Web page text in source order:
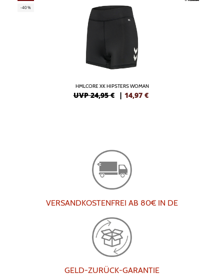
-40%
HMLCORE XK HIPSTERS WOMAN
UVP 24,95 € | 14,97 €
VERSANDKOSTENFREI AB 80€ IN DE
GELD-ZURÜCK-GARANTIE